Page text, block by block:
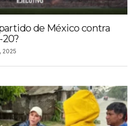
de México contra
2025